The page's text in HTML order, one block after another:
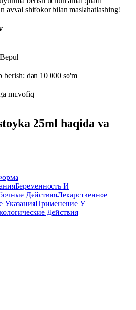
avval shifokor bilan maslahatlashing!
Bepul
berish: dan 10 000 so'm
muvofiq
25ml haqida va
Беременность И
ДействияЛекарственное
УказанияПрименение У
Действия